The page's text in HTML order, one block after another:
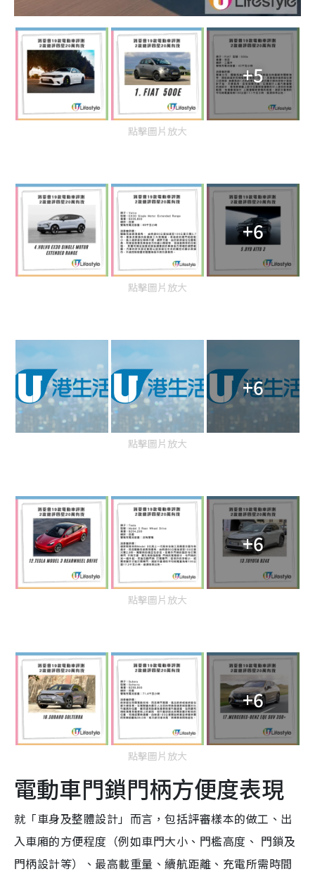
+5
點擊圖片放大
+6
點擊圖片放大
+6
點擊圖片放大
+6
點擊圖片放大
+6
點擊圖片放大
電動車門鎖門柄方便度表現
就「車身及整體設計」而言，包括評審樣本的做工、出
入車廂的方便程度（例如車門大小、門檻高度、 門鎖及
門柄設計等）、最高載重量、續航距離、充電所需時間